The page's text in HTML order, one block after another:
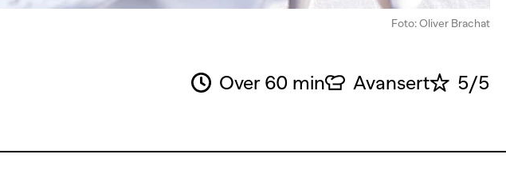
Foto: Oliver Brachat
Over 60 min Avansert 5/5